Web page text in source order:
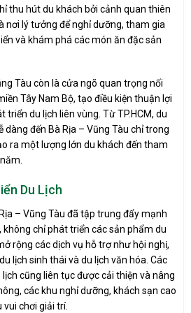
thu hút du khách bởi cảnh quan thiên
nơi lý tưởng để nghỉ dưỡng, tham gia
và khám phá các món ăn đặc sản
Tàu còn là cửa ngõ quan trọng nối
Tây Nam Bộ, tạo điều kiện thuận lợi
triển du lịch liên vùng. Từ TP.HCM, du
dàng đến Bà Rịa – Vũng Tàu chỉ trong
ra một lượng lớn du khách đến tham
Du Lịch
– Vũng Tàu đã tập trung đẩy mạnh
chỉ phát triển các sản phẩm du
rộng các dịch vụ hỗ trợ như hội nghị,
lịch sinh thái và du lịch văn hóa. Các
cũng liên tục được cải thiện và nâng
các khu nghỉ dưỡng, khách sạn cao
vui chơi giải trí.